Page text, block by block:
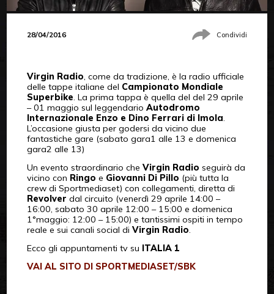
28/04/2016 Condividi
Virgin Radio, come da tradizione, è la radio ufficiale
delle tappe italiane del Campionato Mondiale
Superbike. La prima tappa è quella del del 29 aprile
– 01 maggio sul leggendario Autodromo
Internazionale Enzo e Dino Ferrari di Imola.
L’occasione giusta per godersi da vicino due
fantastiche gare (sabato gara1 alle 13 e domenica
gara2 alle 13)
Un evento straordinario che Virgin Radio seguirà da
vicino con Ringo e Giovanni Di Pillo (più tutta la
crew di Sportmediaset) con collegamenti, diretta di
Revolver dal circuito (venerdì 29 aprile 14:00 –
16:00, sabato 30 aprile 12:00 – 15:00 e domenica
1°maggio: 12:00 – 15:00) e tantissimi ospiti in tempo
reale e sui canali social di Virgin Radio.
Ecco gli appuntamenti tv su ITALIA 1
VAI AL SITO DI SPORTMEDIASET/SBK